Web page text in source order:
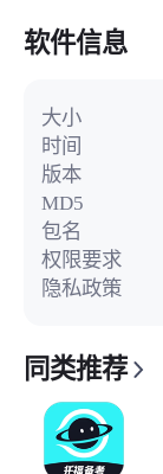
软件信息
大小
时间
版本
MD5
包名
权限要求
隐私政策
同类推荐